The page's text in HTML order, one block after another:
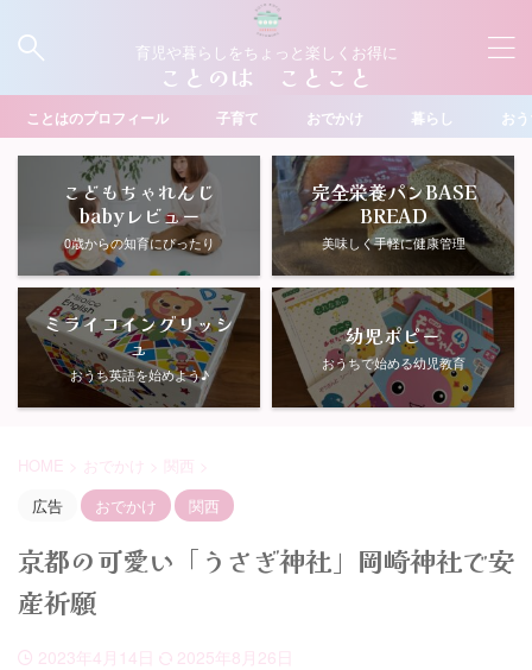
育児や暮らしをちょっと楽しくお得に
ことのは ことこと
ことはのプロフィール 子育て おでかけ 暮らし お
こどもちゃれんじ
babyレビュー
0歳からの知育にぴったり
完全栄養パンBASE
BREAD
美味しく手軽に健康管理
ミライコイングリッシ
ュ
おうち英語を始めよう♪
幼児ポピー
おうちで始める幼児教育
HOME > おでかけ > 関西 >
広告
おでかけ 関西
京都の可愛い「うさぎ神社」岡崎神社で安
産祈願
2023年4月14日 2025年8月26日